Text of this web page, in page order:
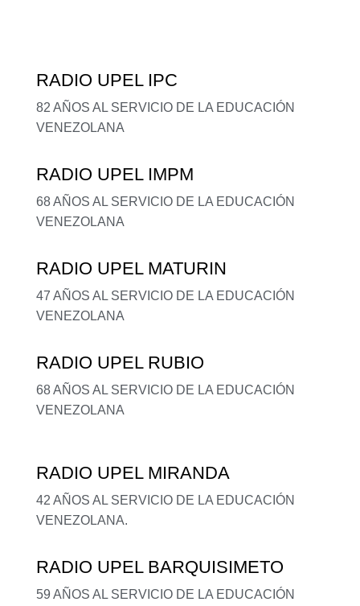
RADIO UPEL IPC
82 AÑOS AL SERVICIO DE LA EDUCACIÓN
VENEZOLANA
RADIO UPEL IMPM
68 AÑOS AL SERVICIO DE LA EDUCACIÓN
VENEZOLANA
RADIO UPEL MATURIN
47 AÑOS AL SERVICIO DE LA EDUCACIÓN
VENEZOLANA
RADIO UPEL RUBIO
68 AÑOS AL SERVICIO DE LA EDUCACIÓN
VENEZOLANA
RADIO UPEL MIRANDA
42 AÑOS AL SERVICIO DE LA EDUCACIÓN
VENEZOLANA.
RADIO UPEL BARQUISIMETO
59 AÑOS AL SERVICIO DE LA EDUCACIÓN